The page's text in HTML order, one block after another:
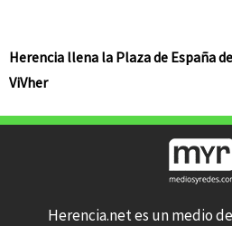
Herencia llena la Plaza de España
ViVher
Herencia.net es un medio de